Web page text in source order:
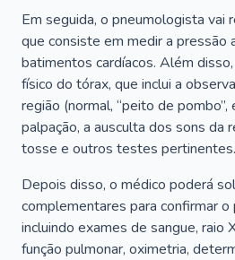
Em seguida, o pneumologista vai
que consiste em medir a pressão
batimentos cardíacos. Além
físico do tórax, que inclui a
região (normal, “peito de pombo”,
palpação, a ausculta dos sons da
tosse e outros testes pertinentes.
Depois disso, o médico poderá
complementares para confirmar
incluindo exames de sangue, raio
função pulmonar, oximetria,